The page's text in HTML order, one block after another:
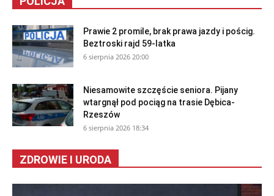
Prawie 2 promile, brak prawa jazdy i pościg.
Beztroski rajd 59-latka
6 sierpnia 2026 20:00
Niesamowite szczęście seniora. Pijany
wtargnął pod pociąg na trasie Dębica-
Rzeszów
6 sierpnia 2026 18:34
ZDROWIE I URODA